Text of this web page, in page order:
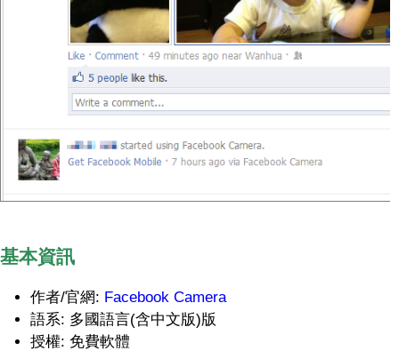
基本資訊
作者/官網: Facebook Camera
語系: 多國語言(含中文版)版
授權: 免費軟體